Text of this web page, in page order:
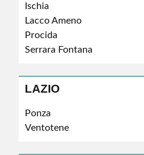
Ischia
Lacco Ameno
Procida
Serrara Fontana
LAZIO
Ponza
Ventotene